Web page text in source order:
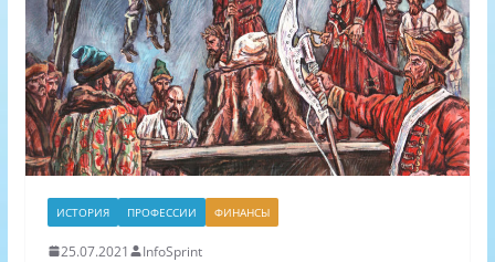
ИСТОРИЯ ПРОФЕССИИ ФИНАНСЫ
25.07.2021 InfoSprint